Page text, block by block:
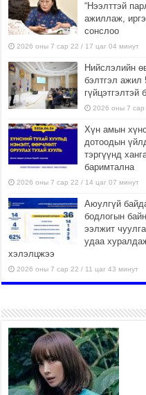
“Нээлттэй
ажиллаж,
сонслоо
2026 оны 7 сар 22 / 17 цаг 04 минут
Нийслэлийн
бэлтгэл ажил
гүйцэтгэлтэй
2026 оны 7 сар
Хүн амын
дотоодын
тэргүүнд
баримтална
2026 оны 7 сар 22 / 14 цаг 07 минут
Аюулгүй
бодлогын
ээлжит
удаа
хэлэлцжээ
2026 оны 7 сар 22 / 11 цаг 43 минут
боломжтой-
төв”
хувийн хэвшлийн түншлэлийн
ажиллахыг урьж байна
2026 оны 7 сар 22 / 9 цаг 28 минут
Б.Пүрэвдагва: